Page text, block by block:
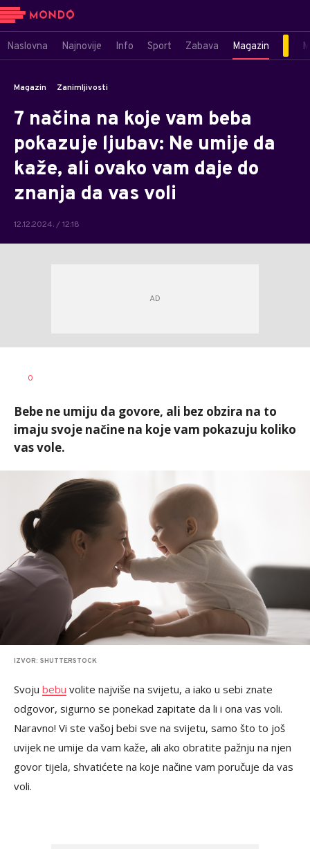
Naslovna Najnovije Info Sport Zabava Magazin
Magazin Zanimljivosti
7 načina na koje vam beba
pokazuje ljubav: Ne umije da
kaže, ali ovako vam daje do
znanja da vas voli
12.12.2024. / 12:18
AUTOR
0
Bebe ne umiju da govore, ali bez obzira na to
imaju svoje načine na koje vam pokazuju koliko
vas vole.
IZVOR: SHUTTERSTOCK
Svoju bebu volite najviše na svijetu, a iako u sebi znate
odgovor, sigurno se ponekad zapitate da li i ona vas voli.
Naravno! Vi ste vašoj bebi sve na svijetu, samo što to još
uvijek ne umije da vam kaže, ali ako obratite pažnju na njen
govor tijela, shvatićete na koje načine vam poručuje da vas
voli.